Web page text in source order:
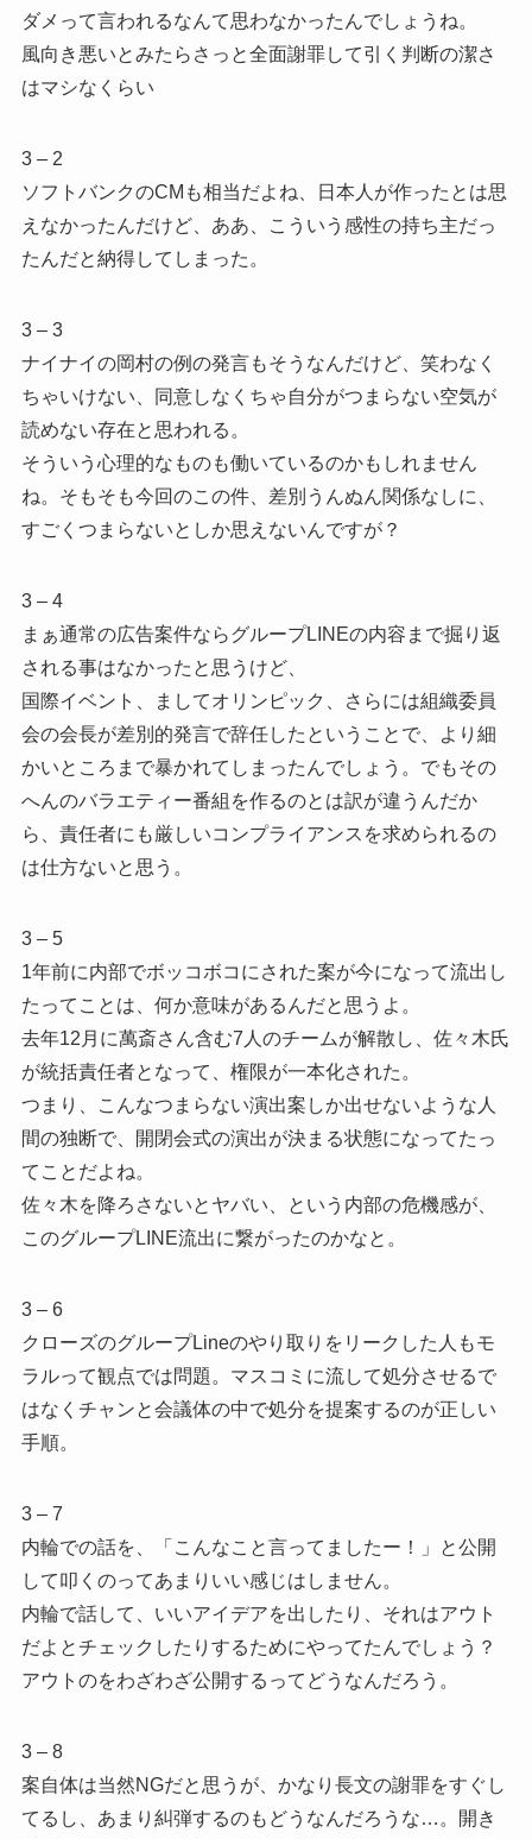
ダメって言われるなんて思わなかったんでしょうね。
風向き悪いとみたらさっと全面謝罪して引く判断の潔さ
はマシなくらい
3 – 2
ソフトバンクのCMも相当だよね、日本人が作ったとは思
えなかったんだけど、ああ、こういう感性の持ち主だっ
たんだと納得してしまった。
3 – 3
ナイナイの岡村の例の発言もそうなんだけど、笑わなく
ちゃいけない、同意しなくちゃ自分がつまらない空気が
読めない存在と思われる。
そういう心理的なものも働いているのかもしれません
ね。そもそも今回のこの件、差別うんぬん関係なしに、
すごくつまらないとしか思えないんですが？
3 – 4
まぁ通常の広告案件ならグループLINEの内容まで掘り返
される事はなかったと思うけど、
国際イベント、ましてオリンピック、さらには組織委員
会の会長が差別的発言で辞任したということで、より細
かいところまで暴かれてしまったんでしょう。でもその
へんのバラエティー番組を作るのとは訳が違うんだか
ら、責任者にも厳しいコンプライアンスを求められるの
は仕方ないと思う。
3 – 5
1年前に内部でボッコボコにされた案が今になって流出し
たってことは、何か意味があるんだと思うよ。
去年12月に萬斎さん含む7人のチームが解散し、佐々木氏
が統括責任者となって、権限が一本化された。
つまり、こんなつまらない演出案しか出せないような人
間の独断で、開閉会式の演出が決まる状態になってたっ
てことだよね。
佐々木を降ろさないとヤバい、という内部の危機感が、
このグループLINE流出に繋がったのかなと。
3 – 6
クローズのグループLineのやり取りをリークした人もモ
ラルって観点では問題。マスコミに流して処分させるで
はなくチャンと会議体の中で処分を提案するのが正しい
手順。
3 – 7
内輪での話を、「こんなこと言ってましたー！」と公開
して叩くのってあまりいい感じはしません。
内輪で話して、いいアイデアを出したり、それはアウト
だよとチェックしたりするためにやってたんでしょう？
アウトのをわざわざ公開するってどうなんだろう。
3 – 8
案自体は当然NGだと思うが、かなり長文の謝罪をすぐし
てるし、あまり糾弾するのもどうなんだろうな…。開き